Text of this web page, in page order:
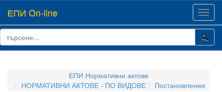
ЕПИ On-line
ЕПИ Нормативни актове
НОРМАТИВНИ АКТОВЕ - ПО ВИДОВЕ
Постановления